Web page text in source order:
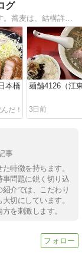
グ
蕎麦とラーメンの食べ歩きと読書のブログです。蕎麦は、結構詳しいので、蕎麦の評価は信用出来ると思います。ラーメンは、素人です。読書傾向は偏りがちです。
本橋
麺舗4126（江
3日前
事
特徴を持ちます。
事問題に鋭く切り込
介では、こだわり
切にしています。
を刺激します。